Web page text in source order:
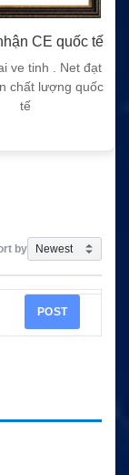
CE quốc tế
ve tinh . Net đạt
chất lượng quốc
tế
by
POST